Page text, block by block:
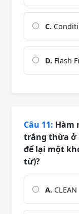
C.
D. Flash
Câu 11: Hàm
trắng thừa ở
để lại một
từ)?
A. CLEAN